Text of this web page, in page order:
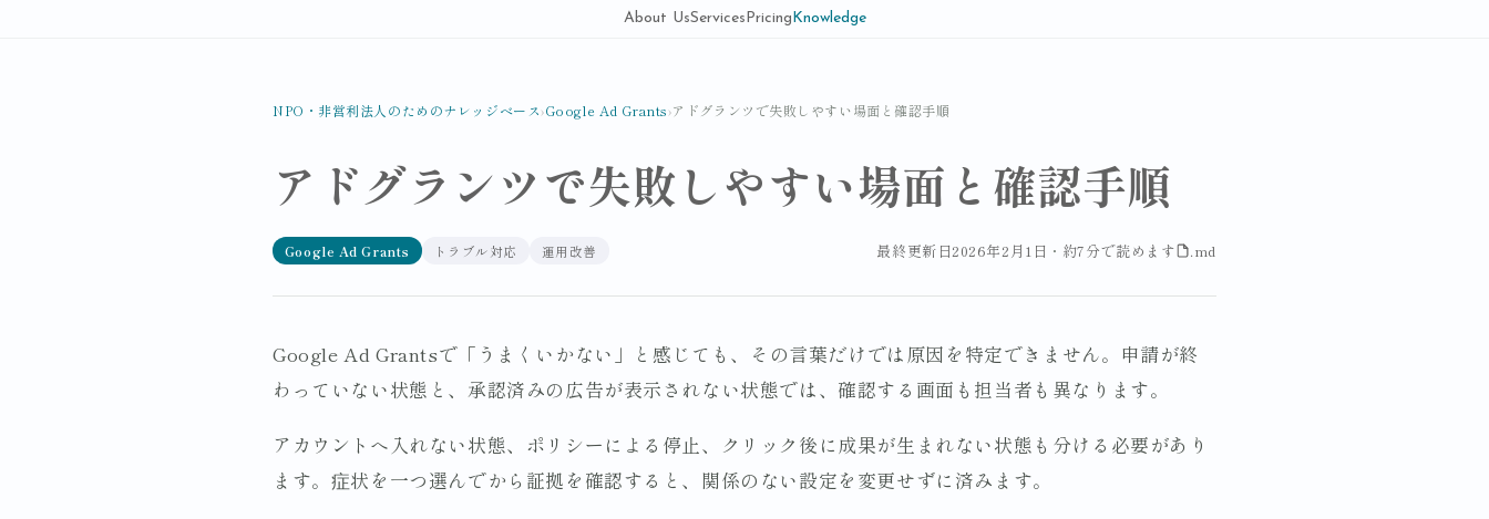
About UsServicesPricingKnowledge
NPO・非営利法人のためのナレッジベース›Google Ad Grants›アドグランツで失敗しやすい場面と確認手順
アドグランツで失敗しやすい場面と確認手順
Google Ad Grants トラブル対応 運用改善 最終更新日2026年2月1日 ・ 約7分で読めます .md
Google Ad Grantsで「うまくいかない」と感じても、その言葉だけでは原因を特定できません。申請が終
わっていない状態と、承認済みの広告が表示されない状態では、確認する画面も担当者も異なります。
アカウントへ入れない状態、ポリシーによる停止、クリック後に成果が生まれない状態も分ける必要があり
ます。症状を一つ選んでから証拠を確認すると、関係のない設定を変更せずに済みます。